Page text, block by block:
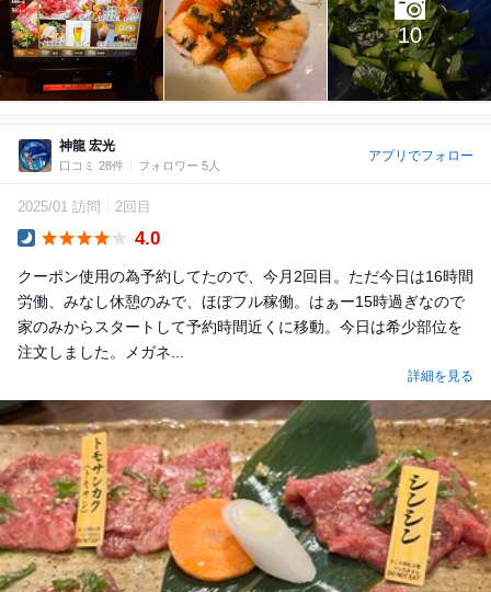
10
神龍 宏光
口コミ 28件 フォロワー 5人
アプリでフォロー
2025/01 訪問 2回目
4.0
クーポン使用の為予約してたので、今月2回目。ただ今日は16時間
労働、みなし休憩のみで、ほぼフル稼働。はぁー15時過ぎなので
家のみからスタートして予約時間近くに移動。今日は希少部位を
注文しました。メガネ...
詳細を見る